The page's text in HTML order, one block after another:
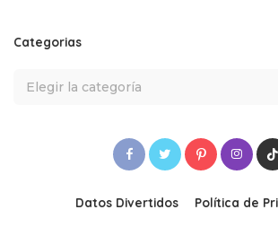
Categorias
Datos Divertidos Política de